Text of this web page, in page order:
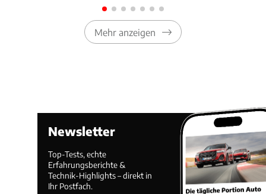
Mehr anzeigen
Newsletter
Top-Tests, echte
Erfahrungsberichte &
Technik-Highlights – direkt in
Ihr Postfach.